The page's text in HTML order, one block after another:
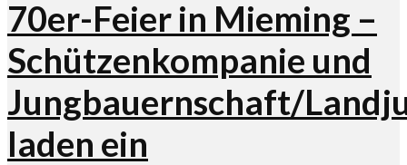
70er-Feier in Mieming –
Schützenkompanie und
Jungbauernschaft/
laden ein